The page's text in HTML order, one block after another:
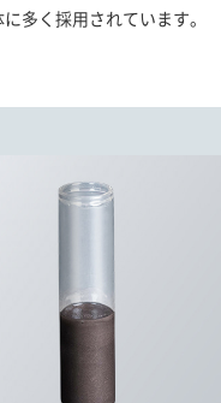
多く採用されています。